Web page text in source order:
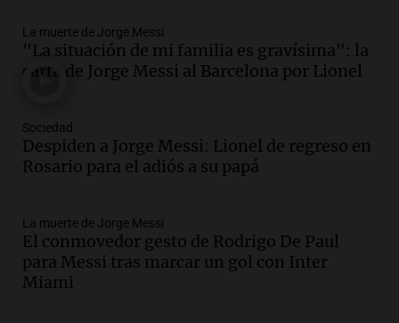
Audio.Tragedia en Mendoza: un muerto
y cinco heridos tras caer dos autos desde
un puente
Audio.Messi llegará esta noche a
Rosario para acompañar a su familia
Episodios
Audio.Ley de Propiedad Privada: el revés
en el Congreso expuso una debilidad
comunicacional del Gobierno
La muerte de Jorge Messi
"La situación de mi familia es gravísima": la
carta de Jorge Messi al Barcelona por Lionel
Sociedad
Despiden a Jorge Messi: Lionel de regreso en
Rosario para el adiós a su papá
La muerte de Jorge Messi
El conmovedor gesto de Rodrigo De Paul
para Messi tras marcar un gol con Inter
Miami